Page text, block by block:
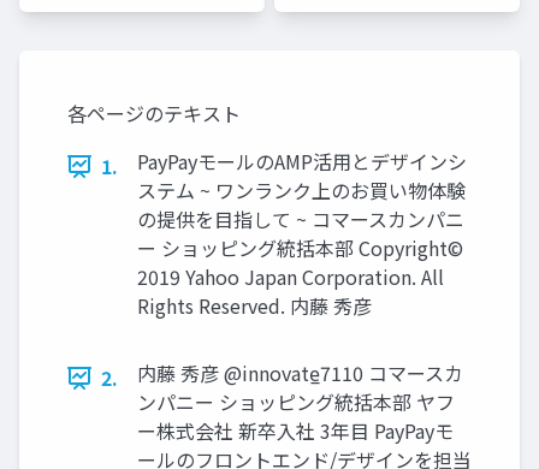
各ページのテキスト
1.
PayPayモールのAMP活用とデザインシ
ステム ~ ワンランク上のお買い物体験
の提供を目指して ~ コマースカンパニ
ー ショッピング統括本部 Copyright©
2019 Yahoo Japan Corporation. All
Rights Reserved. 内藤 秀彦
2.
内藤 秀彦 @innovate̲7110 コマースカ
ンパニー ショッピング統括本部 ヤフ
ー株式会社 新卒入社 3年目 PayPayモ
ールのフロントエンド/デザインを担当